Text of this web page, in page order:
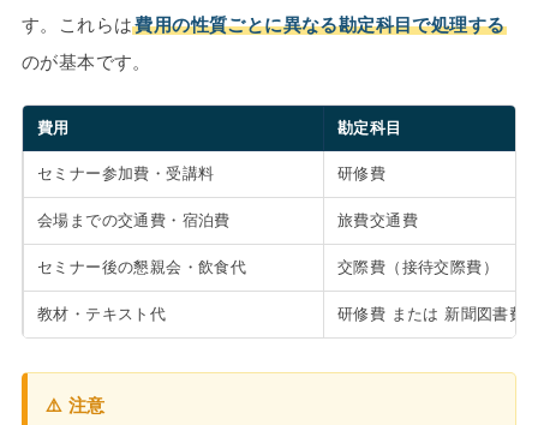
す。これらは費用の性質ごとに異なる勘定科目で処理する
のが基本です。
費用 勘定科目
セミナー参加費・受講料 研修費
会場までの交通費・宿泊費 旅費交通費
セミナー後の懇親会・飲食代 交際費（接待交際費）
教材・テキスト代 研修費 または 新聞図書費
⚠️ 注意